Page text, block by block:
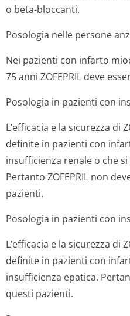
o beta-bloccanti.
Posologia nelle persone
Nei pazienti con infarto
75 anni ZOFEPRIL deve
Posologia in pazienti con
L’efficacia e la sicurezza di
definite in pazienti con
insufficienza renale o che
Pertanto ZOFEPRIL non
pazienti.
Posologia in pazienti con
L’efficacia e la sicurezza di
definite in pazienti con
insufficienza epatica.
questi pazienti.